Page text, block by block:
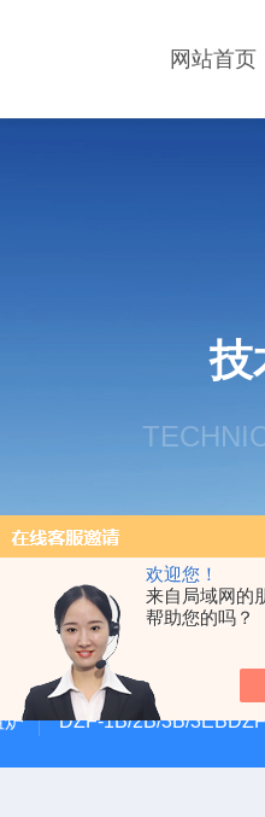
欢迎您！
来自局域网的
帮助您的吗？
网站首页
技
炉 DZF-1B/2B/3B/